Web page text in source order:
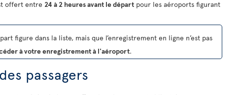
offert entre 24 à 2 heures avant le départ pour les aéroports figurant
figure dans la liste, mais que l’enregistrement en ligne n’est pas
à votre enregistrement à l'aéroport.
passagers